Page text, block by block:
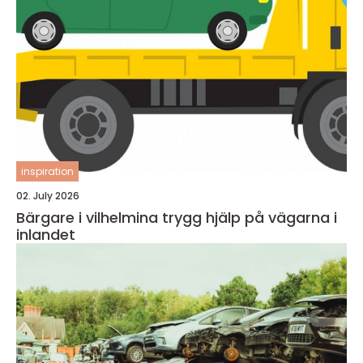
inspiration
02. July 2026
Bärgare i vilhelmina trygg hjälp på vägarna i
inlandet